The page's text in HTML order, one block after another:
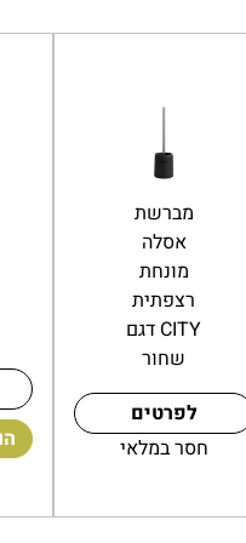
מראה
מגדילה פי
7 לקיר דו
צדדית
שחור M8-
BL
לפרטים
הוספה לעגלה